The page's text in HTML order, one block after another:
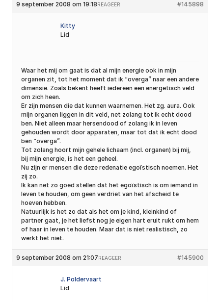
9 september 2008 om 19:18 #145898
REAGEER
Kitty
Lid
Waar het mij om gaat is dat al mijn energie ook in mijn
organen zit, tot het moment dat ik “overga” naar een andere
dimensie. Zoals bekent heeft iedereen een energetisch veld
om zich heen.
Er zijn mensen die dat kunnen waarnemen. Het zg. aura. Ook
mijn organen liggen in dit veld, net zolang tot ik echt dood
ben. Niet alleen maar hersendood of zolang ik in leven
gehouden wordt door apparaten, maar tot dat ik echt dood
ben “overga”.
Tot zolang hoort mijn gehele lichaam (incl. organen) bij mij,
bij mijn energie, is het een geheel.
Nu zijn er mensen die deze redenatie egoïstisch noemen. Het
zij zo.
Ik kan net zo goed stellen dat het egoïstisch is om iemand in
leven te houden, om geen verdriet van het afscheid te
hoeven hebben.
Natuurlijk is het zo dat als het om je kind, kleinkind of
partner gaat, je het liefst nog je eigen hart eruit rukt om hem
of haar in leven te houden. Maar dat is niet realistisch, zo
werkt het niet.
9 september 2008 om 21:07 #145900
REAGEER
J. Poldervaart
Lid